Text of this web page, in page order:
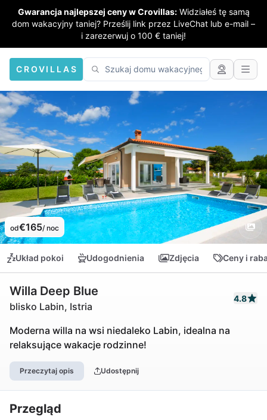
Gwarancja najlepszej ceny w Crovillas: Widziałeś tę samą
dom wakacyjny taniej? Prześlij link przez LiveChat lub e-mail –
i zarezerwuj o 100 € taniej!
CROVILLAS
od€165/ noc
Układ pokoi Udogodnienia Zdjęcia Ceny i
Willa Deep Blue
blisko Labin, Istria
4.8
Moderna willa na wsi niedaleko Labin, idealna na
relaksujące wakacje rodzinne!
Przeczytaj opis Udostępnij
Przegląd